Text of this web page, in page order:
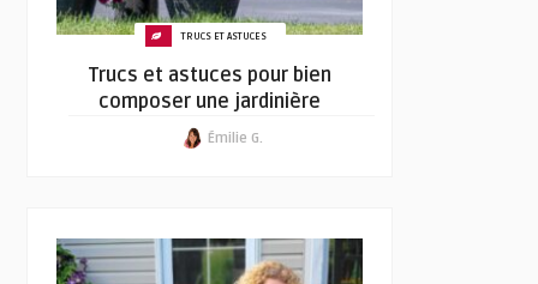
TRUCS ET ASTUCES
Trucs et astuces pour bien
composer une jardinière
Émilie G.